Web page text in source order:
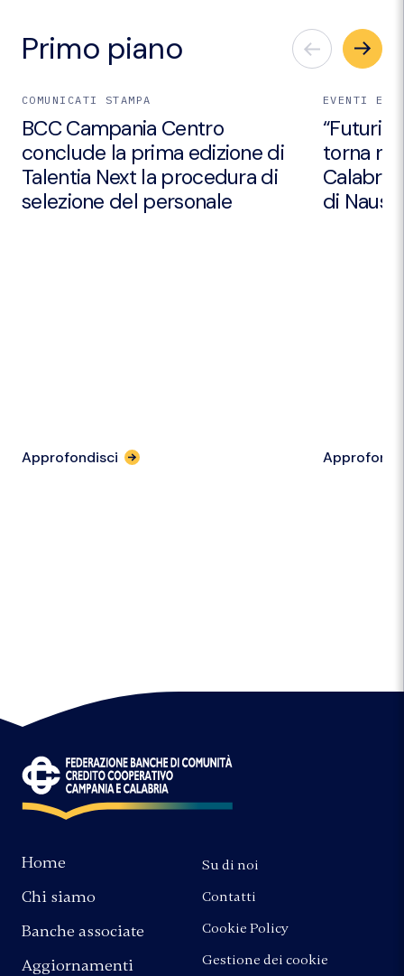
Primo piano
COMUNICATI STAMPA
BCC Campania Centro
conclude la prima edizione di
Talentia Next la procedura di
selezione del personale
Approfondisci
EVENTI E
“Futuri
torna
Calabria
di
Home
Chi siamo
Banche associate
Aggiornamenti
Su di noi
Contatti
Cookie Policy
Gestione dei cookie